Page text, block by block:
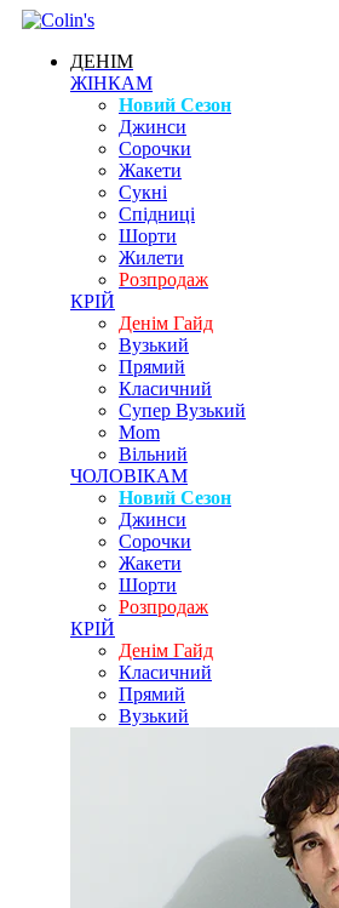
ДЕНІМ
ЖІНКАМ
Новий Сезон
Джинси
Сорочки
Жакети
Сукні
Спідниці
Шорти
Жилети
Розпродаж
КРІЙ
Денім Гайд
Вузький
Прямий
Класичний
Супер Вузький
Mom
Вільний
ЧОЛОВІКАМ
Новий Сезон
Джинси
Сорочки
Жакети
Шорти
Розпродаж
КРІЙ
Денім Гайд
Класичний
Прямий
Вузький